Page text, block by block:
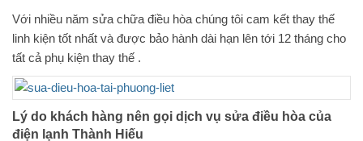
Với nhiều năm sửa chữa điều hòa chúng tôi cam kết thay thế
linh kiện tốt nhất và được bảo hành dài hạn lên tới 12 tháng cho
tất cả phụ kiện thay thế .
Lý do khách hàng nên gọi dịch vụ sửa điều hòa của
điện lạnh Thành Hiếu